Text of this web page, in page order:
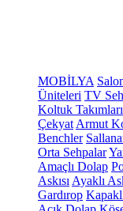
MOBİLYA
Üniteleri TV
Koltuk Takımları
Çekyat Armut
Benchler
Orta Sehpalar
Amaçlı Dolap
Askısı Ayaklı
Gardırop